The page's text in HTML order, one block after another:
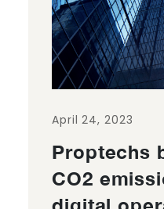
April 24, 2023
Proptechs
CO2